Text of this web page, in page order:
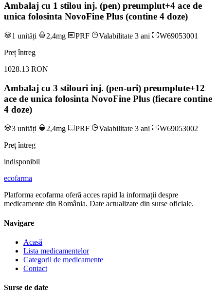
Ambalaj cu 1 stilou inj. (pen) preumplut+4 ace de
unica folosinta NovoFine Plus (contine 4 doze)
1 unități 2,4mg PRF Valabilitate 3 ani
W69053001
Preț întreg
1028.13 RON
Ambalaj cu 3 stilouri inj. (pen-uri) preumplute+12
ace de unica folosinta NovoFine Plus (fiecare contine
4 doze)
3 unități 2,4mg PRF Valabilitate 3 ani
W69053002
Preț întreg
indisponibil
ecofarma
Platforma ecofarma oferă acces rapid la informații despre
medicamente din România. Date actualizate din surse oficiale.
Navigare
Acasă
Lista medicamentelor
Categorii de medicamente
Contact
Surse de date